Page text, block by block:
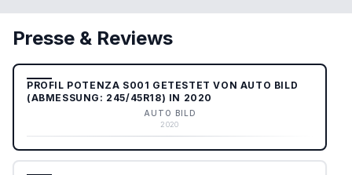
Presse & Reviews
PROFIL POTENZA S001 GETESTET VON AUTO BILD
(ABMESSUNG: 245/45R18) IN 2020
AUTO BILD
2020